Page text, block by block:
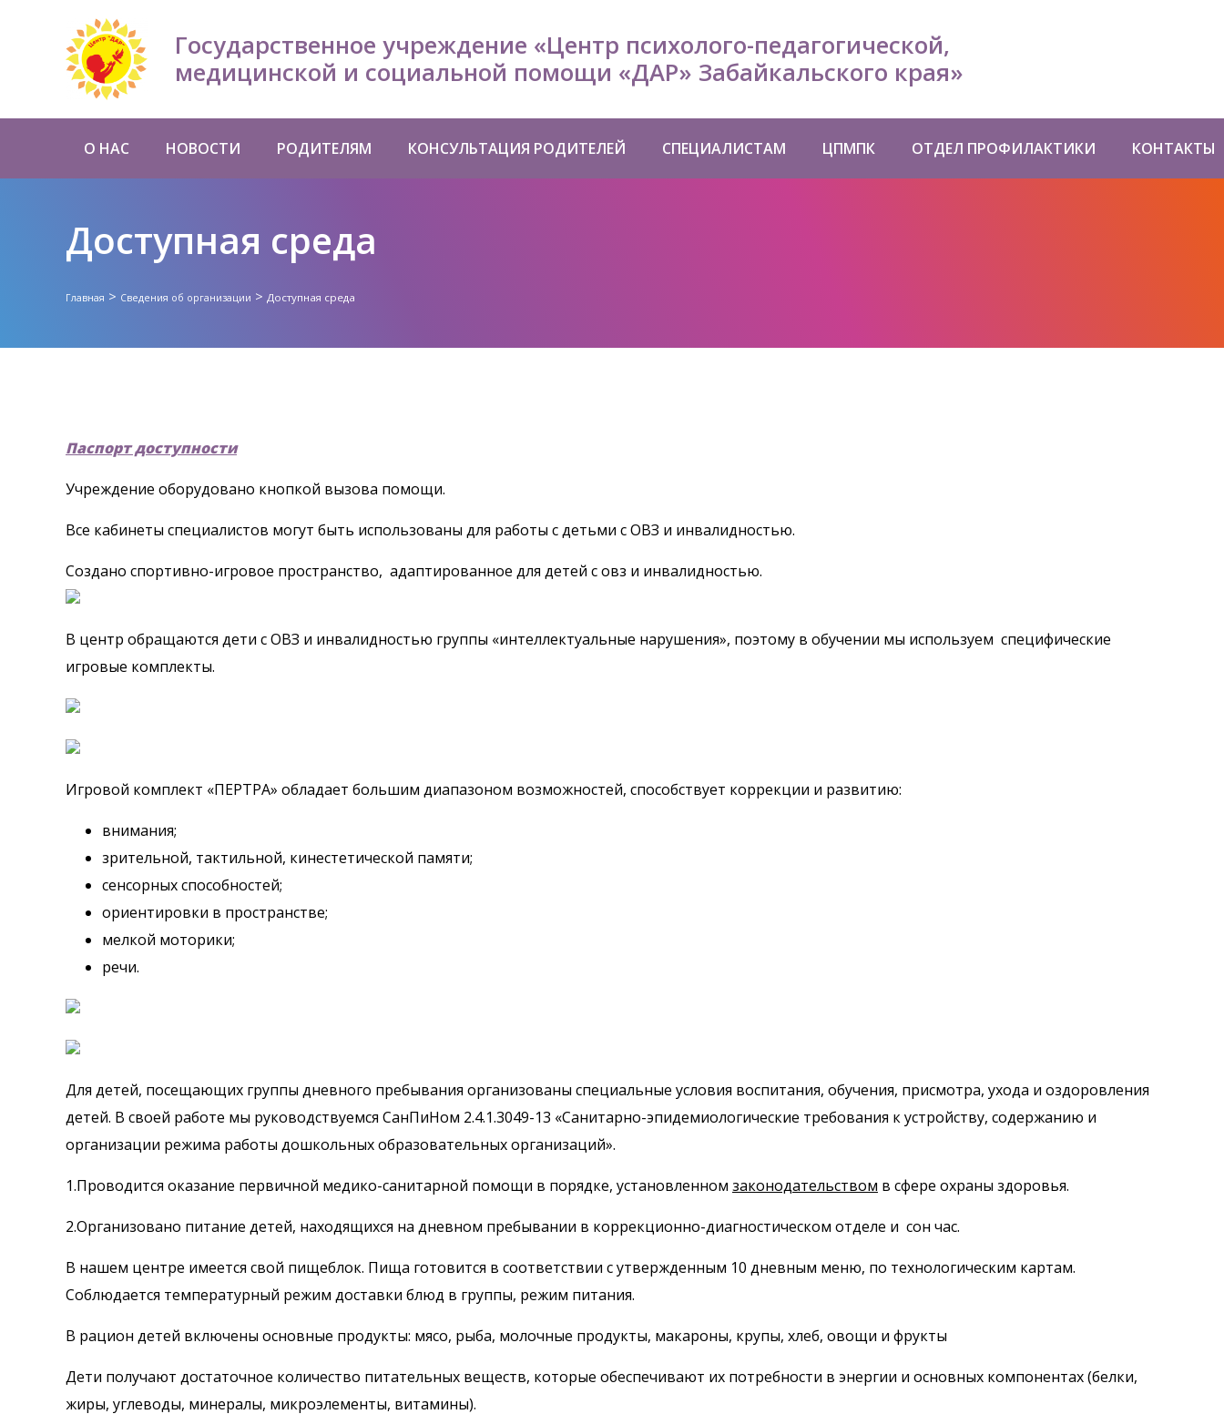
Государственное учреждение «Центр психолого-педагогической,
медицинской и социальной помощи «ДАР» Забайкальского края»
О НАС НОВОСТИ РОДИТЕЛЯМ КОНСУЛЬТАЦИЯ РОДИТЕЛЕЙ СПЕЦИАЛИСТАМ ЦПМПК ОТДЕЛ ПРОФИЛАКТИКИ КОНТАКТЫ
Доступная среда
Главная > Сведения об организации > Доступная среда
Паспорт доступности
Учреждение оборудовано кнопкой вызова помощи.
Все кабинеты специалистов могут быть использованы для работы с детьми с ОВЗ и инвалидностью.
Создано спортивно-игровое пространство, адаптированное для детей с овз и инвалидностью.
В центр обращаются дети с ОВЗ и инвалидностью группы «интеллектуальные нарушения», поэтому в обучении мы используем специфические
игровые комплекты.
Игровой комплект «ПЕРТРА» обладает большим диапазоном возможностей, способствует коррекции и развитию:
внимания;
зрительной, тактильной, кинестетической памяти;
сенсорных способностей;
ориентировки в пространстве;
мелкой моторики;
речи.
Для детей, посещающих группы дневного пребывания организованы специальные условия воспитания, обучения, присмотра, ухода и оздоровления
детей. В своей работе мы руководствуемся СанПиНом 2.4.1.3049-13 «Санитарно-эпидемиологические требования к устройству, содержанию и
организации режима работы дошкольных образовательных организаций».
1.Проводится оказание первичной медико-санитарной помощи в порядке, установленном законодательством в сфере охраны здоровья.
2.Организовано питание детей, находящихся на дневном пребывании в коррекционно-диагностическом отделе и сон час.
В нашем центре имеется свой пищеблок. Пища готовится в соответствии с утвержденным 10 дневным меню, по технологическим картам.
Соблюдается температурный режим доставки блюд в группы, режим питания.
В рацион детей включены основные продукты: мясо, рыба, молочные продукты, макароны, крупы, хлеб, овощи и фрукты
Дети получают достаточное количество питательных веществ, которые обеспечивают их потребности в энергии и основных компонентах (белки,
жиры, углеводы, минералы, микроэлементы, витамины).